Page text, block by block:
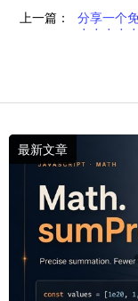
上一篇：
分享一个